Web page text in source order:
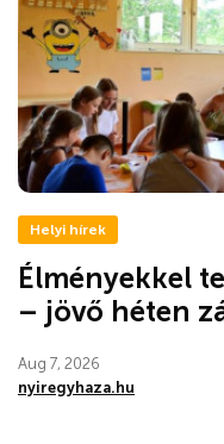
Helyi hírek
Élményekkel
– jövő héten
Aug 7, 2026
nyiregyhaza.hu